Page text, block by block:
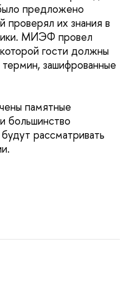
предложено
проверял их знания в
МИЭФ провел
гости должны
зашифрованные
памятные
большинство
рассматривать